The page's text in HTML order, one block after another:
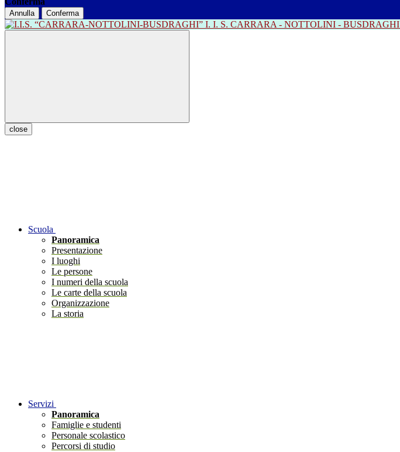
Annulla Conferma
I. I. S. CARRARA - NOTTOLINI - BUSDRAGHI
close
Scuola
Panoramica
Presentazione
I luoghi
Le persone
I numeri della scuola
Le carte della scuola
Organizzazione
La storia
Servizi
Panoramica
Famiglie e studenti
Personale scolastico
Percorsi di studio